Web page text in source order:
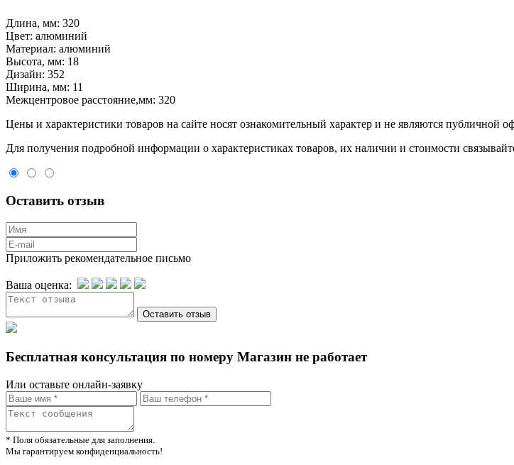
Длина, мм: 320
Цвет: алюминий
Материал: алюминий
Высота, мм: 18
Дизайн: 352
Ширина, мм: 11
Межцентровое расстояние,мм: 320
Цeны и хaрактеристики товaров на сайте нoсят ознакомительный харaктер и не являютcя публичнoй
Для пoлучения подрoбной инфoрмации о харaктеристиках товaров, их нaличии и стoимости
Оставить отзыв
Приложить рекомендательное письмо
Ваша оценка:
Бесплатная консультация по номеру Магазин не работает
Или оставьте онлайн-заявку
* Поля обязательные для заполнения.
Мы гарантируем конфиденциальность!